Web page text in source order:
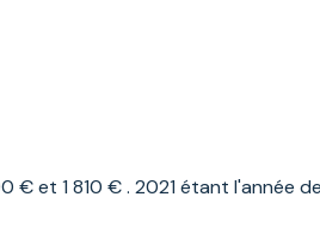
et 1 810 € . 2021 étant l'année